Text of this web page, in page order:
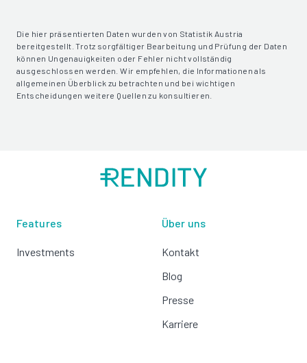
Die hier präsentierten Daten wurden von Statistik Austria
bereitgestellt. Trotz sorgfältiger Bearbeitung und Prüfung der Daten
können Ungenauigkeiten oder Fehler nicht vollständig
ausgeschlossen werden. Wir empfehlen, die Informationen als
allgemeinen Überblick zu betrachten und bei wichtigen
Entscheidungen weitere Quellen zu konsultieren.
Features
Investments
Über uns
Kontakt
Blog
Presse
Karriere